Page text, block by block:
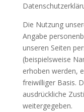
Die Nutzung
Angabe
unseren Seiten
(beispielsweise
erhoben werden,
freiwilliger Basis.
ausdrückliche
weitergegeben.